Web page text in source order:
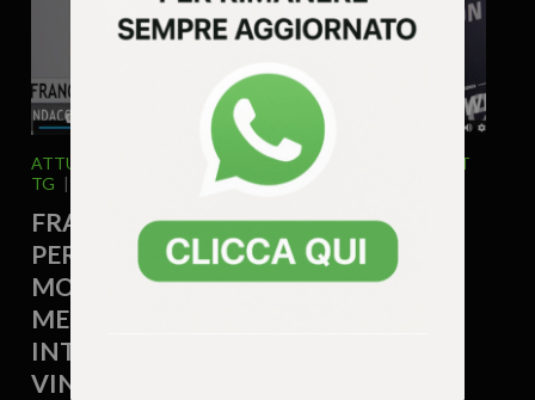
ATTUALITA' POLITICA SPECIALE ELEZIONI
STREET
TG
5 Novembre 2025 - 11.20
FRANCESCO GONZO CANDIDATO
PER FdI E LA SCOMMESSA SULLA
MOBILITÀ: «VALDASTICO NORD,
METROPOLITANA DI SUPERFICIE E
INTERMODALITÀ PER RENDERE
VINCENTE L’ALTO VICENTINO»